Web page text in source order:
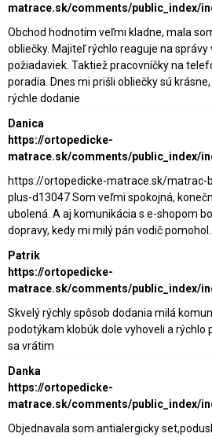
matrace.sk/comments/public_index/
Obchod hodnotím veľmi kladne, mala
obliečky. Majiteľ rýchlo reaguje na
požiadaviek. Taktiež pracovníčky na
poradia. Dnes mi prišli obliečky sú
rýchle dodanie
Danica
https://ortopedicke-
matrace.sk/comments/public_index/
https://ortopedicke-matrace.sk/matrac-
plus-d13047 Som veľmi spokojná,
ubolená. A aj komunikácia s e-shopom
dopravy, kedy mi milý pán vodič pomohol.
Patrik
https://ortopedicke-
matrace.sk/comments/public_index/
Skvelý rýchly spôsob dodania milá
podotýkam klobúk dole vyhoveli a rýchlo
sa vrátim
Danka
https://ortopedicke-
matrace.sk/comments/public_index/
Objednavala som antialergicky